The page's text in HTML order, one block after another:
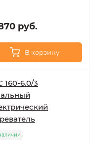
руб.
В корзину
160-6.0/3